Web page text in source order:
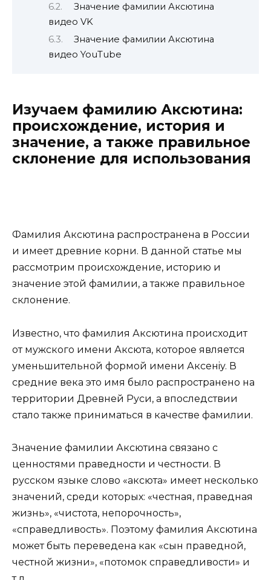
Значение фамилии Аксютина
видео VK
Значение фамилии Аксютина
видео YouTube
Изучаем фамилию Аксютина:
происхождение, история и
значение, а также правильное
склонение для использования
Фамилия Аксютина распространена в России
и имеет древние корни. В данной статье мы
рассмотрим происхождение, историю и
значение этой фамилии, а также правильное
склонение.
Известно, что фамилия Аксютина происходит
от мужского имени Аксютa, которое является
уменьшительной формой имени Аксенiy. В
средние века это имя было распространено на
территории Древней Руси, а впоследствии
стало также приниматься в качестве фамилии.
Значение фамилии Аксютина связано с
ценностями праведности и честности. В
русском языке слово «аксюта» имеет несколько
значений, среди которых: «честная, праведная
жизнь», «чистота, непорочность»,
«справедливость». Поэтому фамилия Аксютина
может быть переведена как «сын праведной,
честной жизни», «потомок справедливости» и